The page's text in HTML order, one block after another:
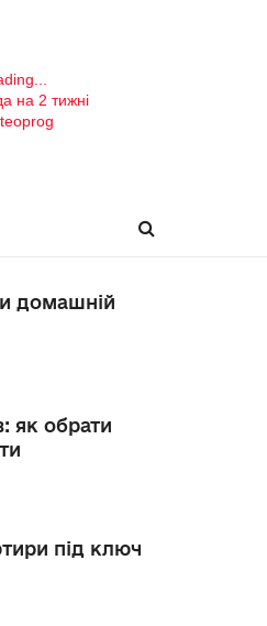
на 2 тижні
домашній
як обрати
під ключ